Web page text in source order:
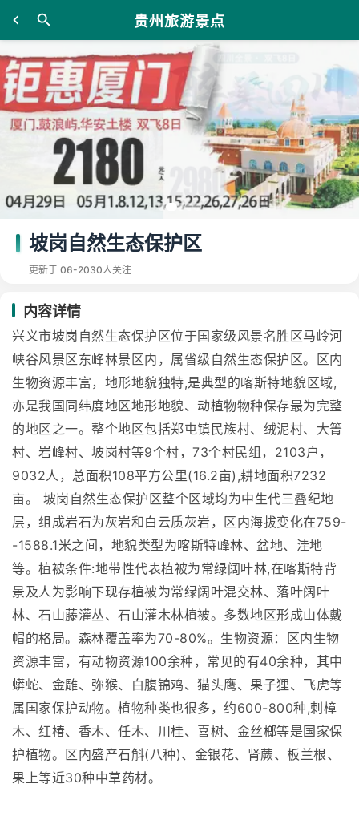
贵州旅游景点
坡岗自然生态保护区
更新于 06-2030人关注
内容详情
兴义市坡岗自然生态保护区位于国家级风景名胜区马岭河
峡谷风景区东峰林景区内，属省级自然生态保护区。区内
生物资源丰富，地形地貌独特,是典型的喀斯特地貌区域,
亦是我国同纬度地区地形地貌、动植物物种保存最为完整
的地区之一。整个地区包括郑屯镇民族村、绒泥村、大箐
村、岩峰村、坡岗村等9个村，73个村民组，2103户，
9032人，总面积108平方公里(16.2亩),耕地面积7232
亩。 坡岗自然生态保护区整个区域均为中生代三叠纪地
层，组成岩石为灰岩和白云质灰岩，区内海拔变化在759-
-1588.1米之间，地貌类型为喀斯特峰林、盆地、洼地
等。植被条件:地带性代表植被为常绿阔叶林,在喀斯特背
景及人为影响下现存植被为常绿阔叶混交林、落叶阔叶
林、石山藤灌丛、石山灌木林植被。多数地区形成山体戴
帽的格局。森林覆盖率为70-80%。生物资源：区内生物
资源丰富，有动物资源100余种，常见的有40余种，其中
蟒蛇、金雕、弥猴、白腹锦鸡、猫头鹰、果子狸、飞虎等
属国家保护动物。植物种类也很多，约600-800种,刺樟
木、红椿、香木、任木、川桂、喜树、金丝榔等是国家保
护植物。区内盛产石斛(八种)、金银花、肾蕨、板兰根、
果上等近30种中草药材。